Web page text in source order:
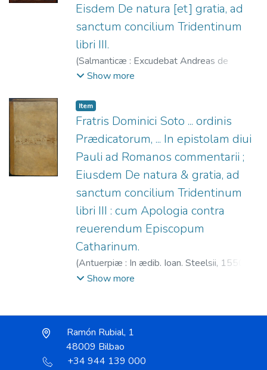
Eisdem De natura [et] gratia, ad
sanctum concilium Tridentinum
libri III.
(Salmanticæ : Excudebat Andreas de
Portonariis,1551
1547-1568
-1562
Show more
Item
Fratris Dominici Soto ... ordinis
Prædicatorum, ... In epistolam diui
Pauli ad Romanos commentarii ;
Eiusdem De natura & gratia, ad
sanctum concilium Tridentinum
libri III : cum Apologia contra
reuerendum Episcopum
Catharinum.
(Antuerpiæ : In ædib. Ioan. Steelsii, 1550
Soto, Domingo de (O.P.), 1494-1560
Show more
Ramón Rubial, 1
48009 Bilbao
+34 944 139 000